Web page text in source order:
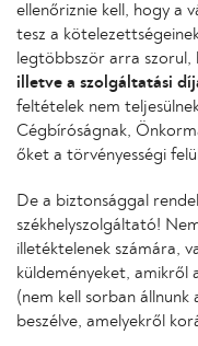
ellenőriznie kell, hogy a
tesz a
legtöbbször arra szorul,
illetve a szolgáltatási
feltételek nem
Cégbíróságnak,
őket a törvényességi
De a biztonsággal
székhelyszolgáltató!
illetéktelenek számára,
küldeményeket, amikről
(nem kell sorban
beszélve, amelyekről